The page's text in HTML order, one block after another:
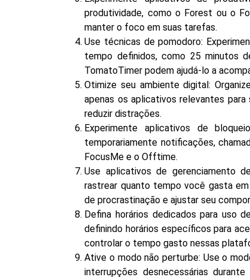
produtividade, como o Forest ou o
manter o foco em suas tarefas.
Use técnicas de pomodoro:
tempo definidos, como 25 minutos
TomatoTimer podem ajudá-lo a
Otimize seu ambiente digital:
apenas os aplicativos relevantes
reduzir distrações.
Experimente aplicativos de
temporariamente notificações,
FocusMe e o Offtime.
Use aplicativos de gerenciamento
rastrear quanto tempo você gasta
de procrastinação e ajustar seu
Defina horários dedicados para uso
definindo horários específicos para
controlar o tempo gasto nessas
Ative o modo não perturbe: Use o
interrupções desnecessárias